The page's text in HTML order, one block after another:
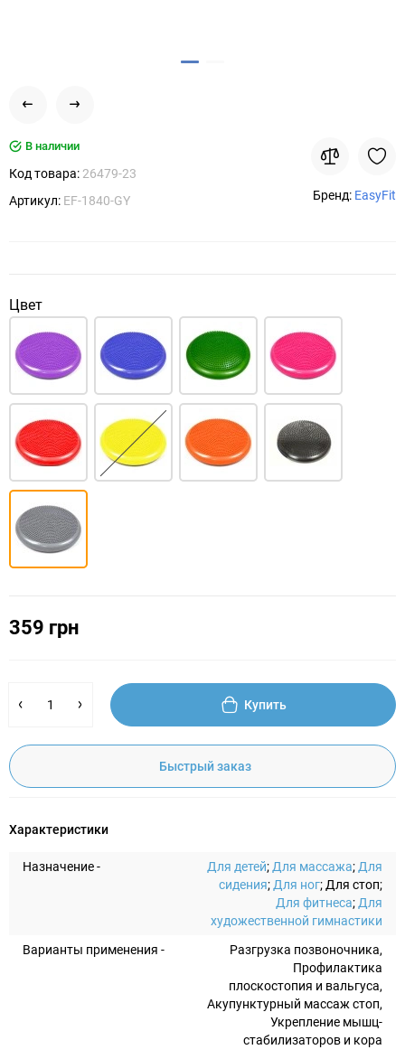
В наличии
Код товара: 26479-23
Артикул: EF-1840-GY Бренд: EasyFit
Цвет
359 грн
Купить
Быстрый заказ
Характеристики
Назначение - Для детей; Для массажа; Для
сидения; Для ног; Для стоп;
Для фитнеса; Для
художественной гимнастики
Варианты применения -
Разгрузка позвоночника,
Профилактика
плоскостопия и вальгуса,
Акупунктурный массаж стоп,
Укрепление мышц-
стабилизаторов и кора